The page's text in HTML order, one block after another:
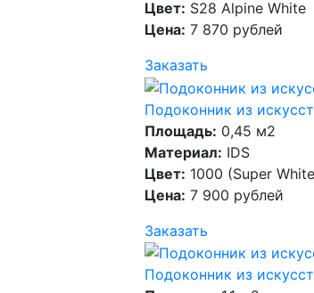
Цвет: S28 Alpine White
Цена: 7 870 рублей
Заказать
Подоконник из
Площадь: 0,45 м2
Материал: IDS
Цвет: 1000 (Super
Цена: 7 900 рублей
Заказать
Подоконник из